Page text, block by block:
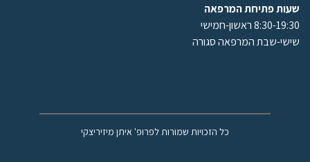
שעות פתיחת המרפאה
8:30-19:30 ראשון-חמישי
שישי-שבת המרפאה סגורה
כל הזכויות שמורות לפרופ' איתן מיזיריצקי